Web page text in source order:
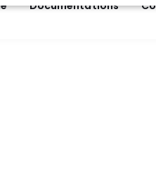
Documentations